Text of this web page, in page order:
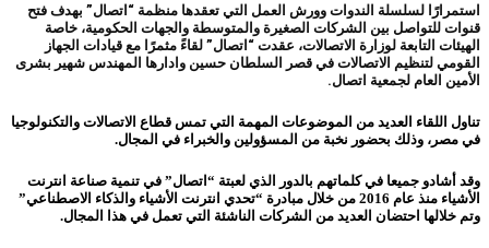
استمرارًا لسلسلة الندوات وورش العمل التي تعقدها منظمة “اتصال” بهدف فتح
قنوات للتواصل بين الشركات الصغيرة والمتوسطة والجهات الحكومية، خاصة
الهيئات التابعة لوزارة الاتصالات، عقدت “اتصال” لقاءً مثمرًا مع قيادات الجهاز
القومي لتنظيم الاتصالات في قصر السلطان حسين وادارها المهندس شهير بشرى
الأمين العام لجمعية اتصال.
تناول اللقاء العديد من الموضوعات المهمة التي تمس قطاع الاتصالات والتكنولوجيا
في مصر، وذلك بحضور نخبة من المسؤولين والخبراء في المجال.
وقد أشادو جميعا في كلماتهم بالدور الذي لعبتة “اتصال” في تنمية صناعة انترنت
الأشياء منذ عام 2016 من خلال مبادرة “تحدي انترنت الأشياء والذكاء الاصطناعي”
وتم خلالها احتضان العديد من الشركات الناشئة التي تعمل في هذا المجال.